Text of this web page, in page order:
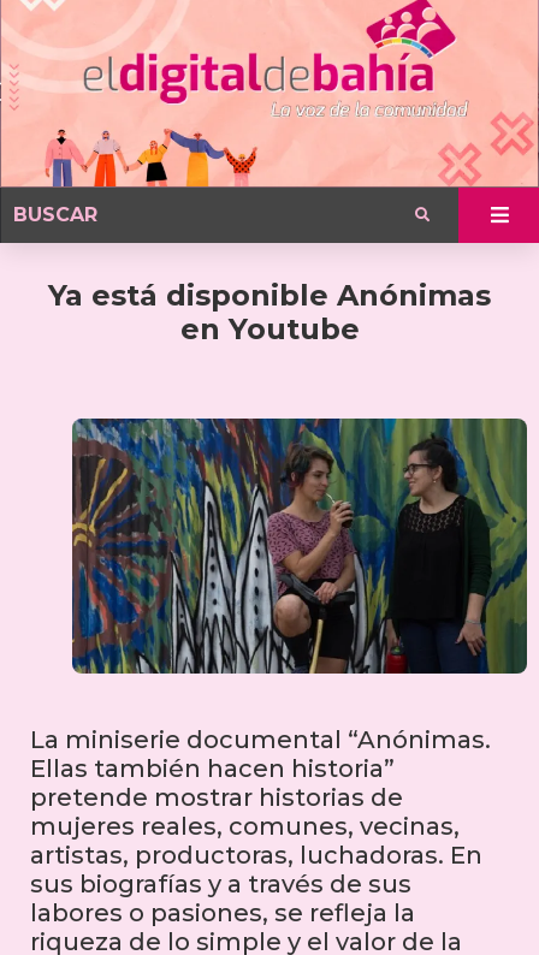
Ya está disponible Anónimas
en Youtube
La miniserie documental “Anónimas.
Ellas también hacen historia”
pretende mostrar historias de
mujeres reales, comunes, vecinas,
artistas, productoras, luchadoras. En
sus biografías y a través de sus
labores o pasiones, se refleja la
riqueza de lo simple y el valor de la